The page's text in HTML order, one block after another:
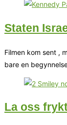
Staten
Filmen kom sent ,
bare en
La oss